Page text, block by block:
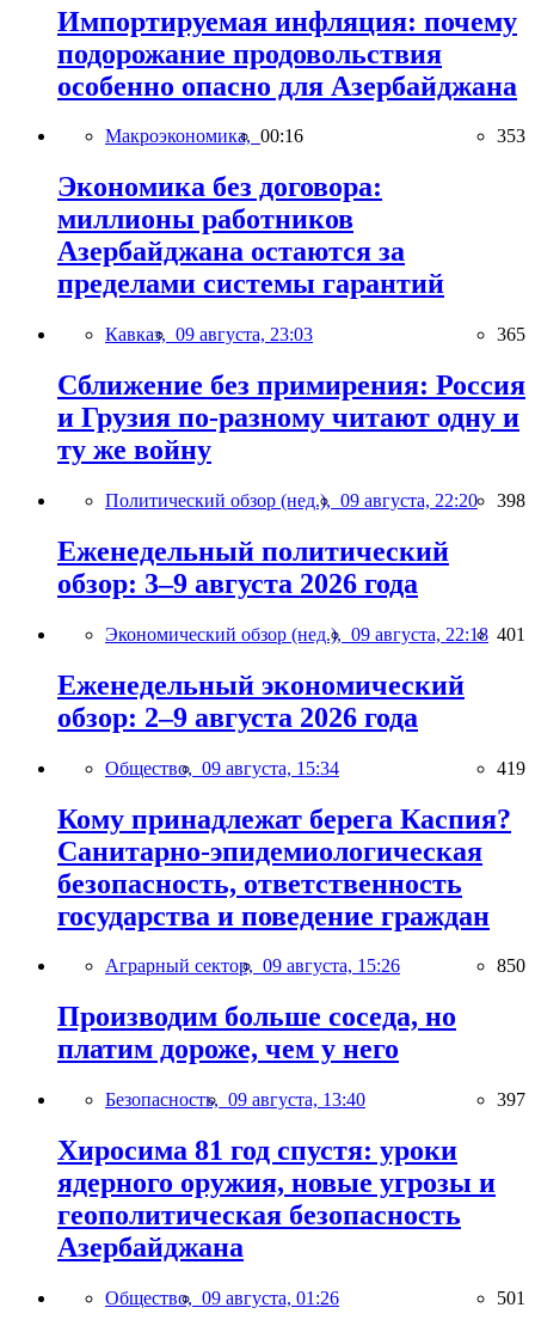
Импортируемая инфляция: почему
подорожание продовольствия
особенно опасно для Азербайджана
Макроэкономика, 00:16 353
Экономика без договора:
миллионы работников
Азербайджана остаются за
пределами системы гарантий
Кавказ, 09 августа, 23:03 365
Сближение без примирения: Россия
и Грузия по-разному читают одну и
ту же войну
Политический обзор (нед.), 09 августа, 22:20 398
Еженедельный политический
обзор: 3–9 августа 2026 года
Экономический обзор (нед.), 09 августа, 22:18 401
Еженедельный экономический
обзор: 2–9 августа 2026 года
Общество, 09 августа, 15:34 419
Кому принадлежат берега Каспия?
Санитарно-эпидемиологическая
безопасность, ответственность
государства и поведение граждан
Аграрный сектор, 09 августа, 15:26 850
Производим больше соседа, но
платим дороже, чем у него
Безопасность, 09 августа, 13:40 397
Хиросима 81 год спустя: уроки
ядерного оружия, новые угрозы и
геополитическая безопасность
Азербайджана
Общество, 09 августа, 01:26 501